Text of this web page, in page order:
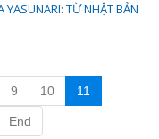
TỪ NHẬT BẢN
9 10 11
End